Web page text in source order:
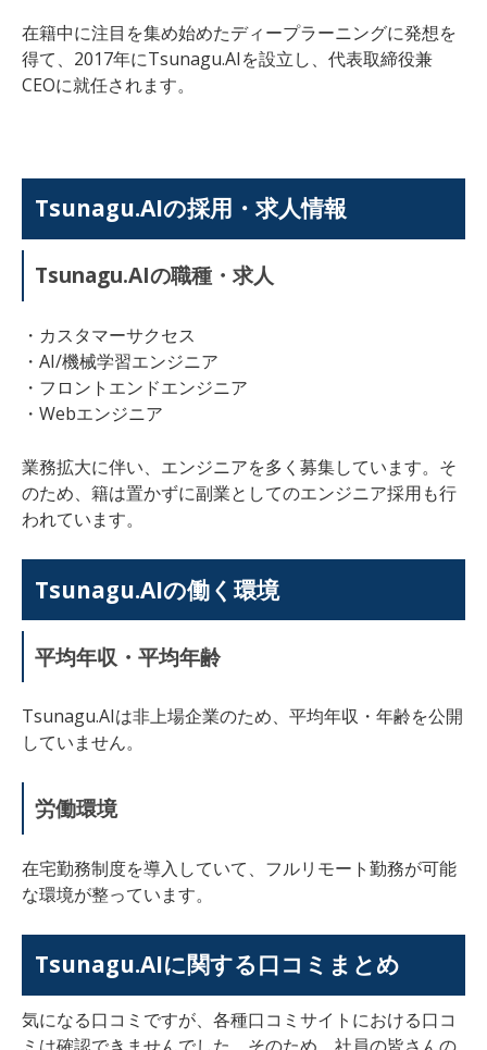
在籍中に注目を集め始めたディープラーニングに発想を
得て、2017年にTsunagu.AIを設立し、代表取締役兼
CEOに就任されます。
Tsunagu.AIの採用・求人情報
Tsunagu.AIの職種・求人
・カスタマーサクセス
・AI/機械学習エンジニア
・フロントエンドエンジニア
・Webエンジニア
業務拡大に伴い、エンジニアを多く募集しています。そ
のため、籍は置かずに副業としてのエンジニア採用も行
われています。
Tsunagu.AIの働く環境
平均年収・平均年齢
Tsunagu.AIは非上場企業のため、平均年収・年齢を公開
していません。
労働環境
在宅勤務制度を導入していて、フルリモート勤務が可能
な環境が整っています。
Tsunagu.AIに関する口コミまとめ
気になる口コミですが、各種口コミサイトにおける口コ